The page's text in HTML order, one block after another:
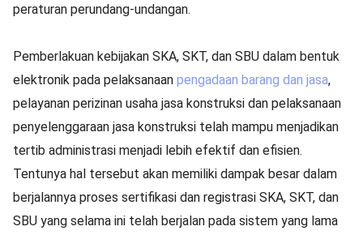
peraturan perundang-undangan.
Pemberlakuan kebijakan SKA, SKT, dan SBU dalam bentuk
elektronik pada pelaksanaan pengadaan barang dan jasa,
pelayanan perizinan usaha jasa konstruksi dan pelaksanaan
penyelenggaraan jasa konstruksi telah mampu menjadikan
tertib administrasi menjadi lebih efektif dan efisien.
Tentunya hal tersebut akan memiliki dampak besar dalam
berjalannya proses sertifikasi dan registrasi SKA, SKT, dan
SBU yang selama ini telah berjalan pada sistem yang lama